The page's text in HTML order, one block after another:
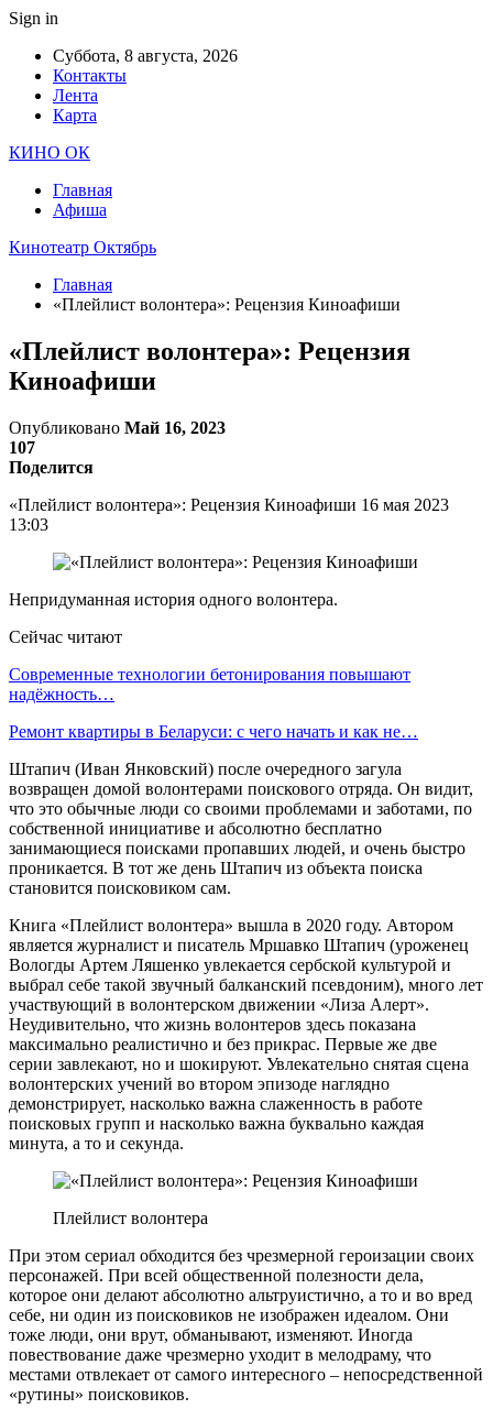
Sign in
Суббота, 8 августа, 2026
Контакты
Лента
Карта
КИНО ОК
Главная
Афиша
Кинотеатр Октябрь
Главная
«Плейлист волонтера»: Рецензия Киноафиши
«Плейлист волонтера»: Рецензия
Киноафиши
Опубликовано Май 16, 2023
107
Поделится
«Плейлист волонтера»: Рецензия Киноафиши 16 мая 2023
13:03
Непридуманная история одного волонтера.
Сейчас читают
Современные технологии бетонирования повышают
надёжность…
Ремонт квартиры в Беларуси: с чего начать и как не…
Штапич (Иван Янковский) после очередного загула
возвращен домой волонтерами поискового отряда. Он видит,
что это обычные люди со своими проблемами и заботами, по
собственной инициативе и абсолютно бесплатно
занимающиеся поисками пропавших людей, и очень быстро
проникается. В тот же день Штапич из объекта поиска
становится поисковиком сам.
Книга «Плейлист волонтера» вышла в 2020 году. Автором
является журналист и писатель Мршавко Штапич (уроженец
Вологды Артем Ляшенко увлекается сербской культурой и
выбрал себе такой звучный балканский псевдоним), много лет
участвующий в волонтерском движении «Лиза Алерт».
Неудивительно, что жизнь волонтеров здесь показана
максимально реалистично и без прикрас. Первые же две
серии завлекают, но и шокируют. Увлекательно снятая сцена
волонтерских учений во втором эпизоде наглядно
демонстрирует, насколько важна слаженность в работе
поисковых групп и насколько важна буквально каждая
минута, а то и секунда.
Плейлист волонтера
При этом сериал обходится без чрезмерной героизации своих
персонажей. При всей общественной полезности дела,
которое они делают абсолютно альтруистично, а то и во вред
себе, ни один из поисковиков не изображен идеалом. Они
тоже люди, они врут, обманывают, изменяют. Иногда
повествование даже чрезмерно уходит в мелодраму, что
местами отвлекает от самого интересного – непосредственной
«рутины» поисковиков.